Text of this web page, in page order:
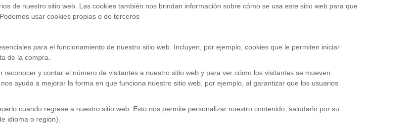
de nuestro sitio web. Las cookies también nos brindan información sobre cómo se usa este sitio web para que
usar cookies propias o de terceros
para el funcionamiento de nuestro sitio web. Incluyen, por ejemplo, cookies que le permiten iniciar
de la compra.
y contar el número de visitantes a nuestro sitio web y para ver cómo los visitantes se mueven
ayuda a mejorar la forma en que funciona nuestro sitio web, por ejemplo, al garantizar que los usuarios
cuando regrese a nuestro sitio web. Esto nos permite personalizar nuestro contenido, saludarlo por su
idioma o región).